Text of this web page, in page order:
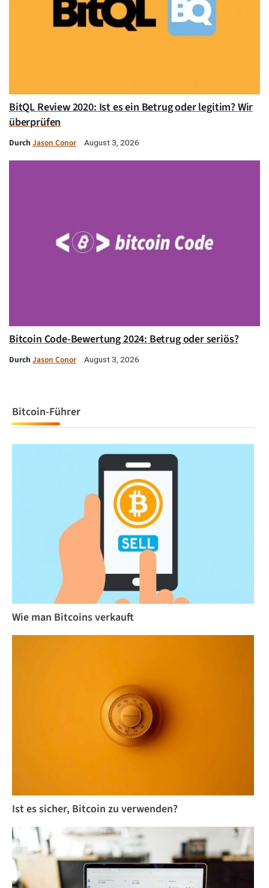
BitQL Review 2020: Ist es ein Betrug oder legitim? Wir
überprüfen
Durch Jason Conor August 3, 2026
Bitcoin Code-Bewertung 2024: Betrug oder seriös?
Durch Jason Conor August 3, 2026
Bitcoin-Führer
Wie man Bitcoins verkauft
Ist es sicher, Bitcoin zu verwenden?